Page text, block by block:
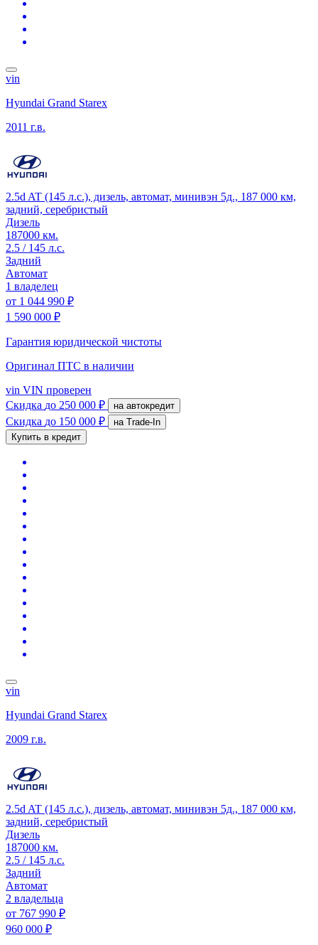
vin
Hyundai Grand Starex
2011 г.в.
2.5d AT (145 л.с.), дизель, автомат, минивэн 5д., 187 000 км,
задний, серебристый
Дизель
187000 км.
2.5 / 145 л.с.
Задний
Автомат
1 владелец
от 1 044 990 ₽
1 590 000 ₽
Гарантия юридической чистоты
Оригинал ПТС в наличии
vin VIN проверен
Скидка до 250 000 ₽ на автокредит
Скидка до 150 000 ₽
на Trade-In
Купить в кредит
vin
Hyundai Grand Starex
2009 г.в.
2.5d AT (145 л.с.), дизель, автомат, минивэн 5д., 187 000 км,
задний, серебристый
Дизель
187000 км.
2.5 / 145 л.с.
Задний
Автомат
2 владельца
от 767 990 ₽
960 000 ₽